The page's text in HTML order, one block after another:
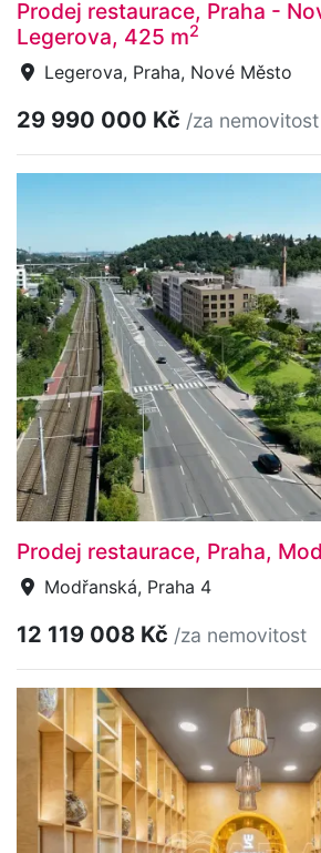
Prodej restaurace, Praha -
Legerova, 425 m2
Legerova, Praha, Nové Město
29 990 000 Kč /za nemovitost
Prodej restaurace, Praha,
Modřanská, Praha 4
12 119 008 Kč /za nemovitost